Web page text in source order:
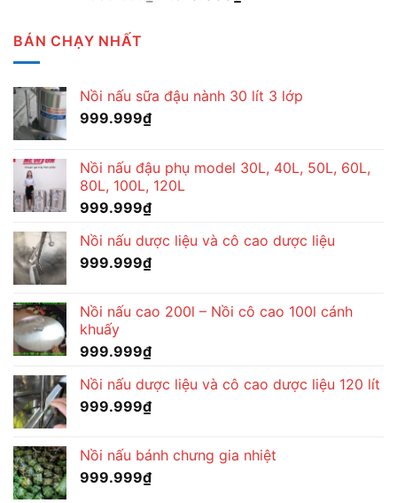
BÁN CHẠY NHẤT
Nồi nấu sữa đậu nành 30 lít 3 lớp
999.999₫
Nồi nấu đậu phụ model 30L, 40L, 50L, 60L,
80L, 100L, 120L
999.999₫
Nồi nấu dược liệu và cô cao dược liệu
999.999₫
Nồi nấu cao 200l – Nồi cô cao 100l cánh
khuấy
999.999₫
Nồi nấu dược liệu và cô cao dược liệu 120 lít
999.999₫
Nồi nấu bánh chưng gia nhiệt
999.999₫